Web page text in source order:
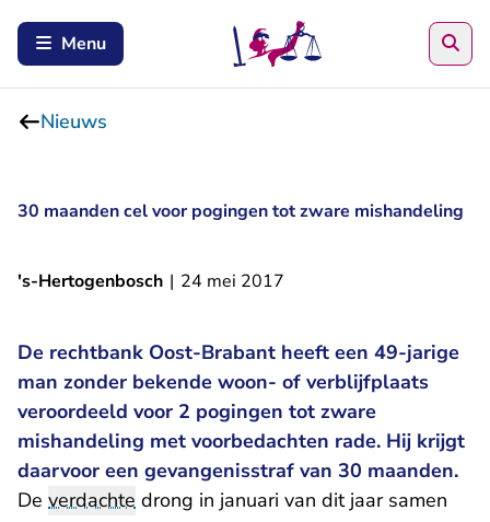
Menu
Nieuws
30 maanden cel voor pogingen tot zware mishandeling
's-Hertogenbosch | 24 mei 2017
De rechtbank Oost-Brabant heeft een 49-jarige
man zonder bekende woon- of verblijfplaats
veroordeeld voor 2 pogingen tot zware
mishandeling met voorbedachten rade. Hij krijgt
daarvoor een gevangenisstraf van 30 maanden.
De verdachte drong in januari van dit jaar samen